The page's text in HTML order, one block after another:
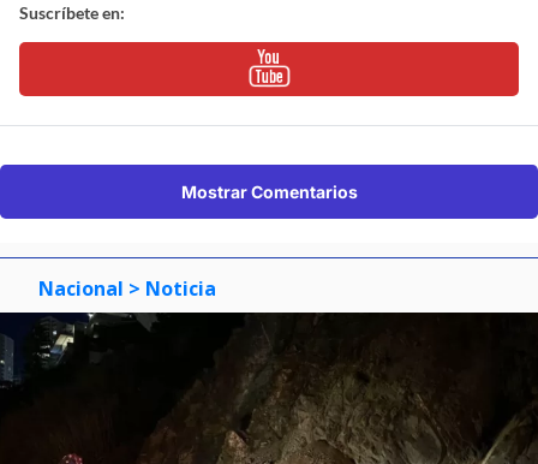
Suscríbete en:
Mostrar Comentarios
Nacional > Noticia